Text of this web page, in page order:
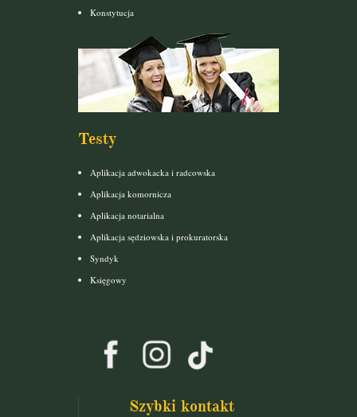
Konstytucja
Testy
Aplikacja adwokacka i radcowska
Aplikacja komornicza
Aplikacja notarialna
Aplikacja sędziowska i prokuratorska
Syndyk
Księgowy
Szybki kontakt